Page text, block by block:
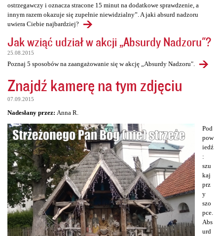
ostrzegawczy i oznacza stracone 15 minut na dodatkowe sprawdzenie, a
innym razem okazuje się zupełnie niewidzialny”. A jaki absurd nadzoru
uwiera Ciebie najbardziej?
Jak wziąć udział w akcji „Absurdy Nadzoru"?
25.08.2015
Poznaj 5 sposobów na zaangażowanie się w akcję „Absurdy Nadzoru".
Znajdź kamerę na tym zdjęciu
07.09.2015
Nadesłany przez: Anna R.
Pod
pow
iedź
:
szu
kaj
prz
y
szo
pce.
Abs
urd